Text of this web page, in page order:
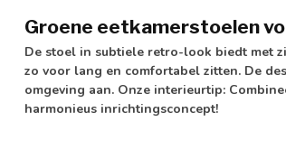
Groene eetkamerstoelen
De stoel in subtiele retro-look biedt met
zo voor lang en comfortabel zitten. De
omgeving aan. Onze interieurtip:
harmonieus inrichtingsconcept!